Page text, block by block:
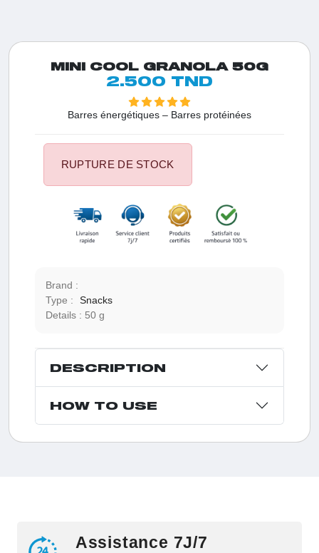
MINI COOL GRANOLA 50G
2.500 TND
Barres énergétiques – Barres protéinées
RUPTURE DE STOCK
Brand :
Type :
Snacks
Details :
50 g
DESCRIPTION
HOW TO USE
Assistance 7J/7